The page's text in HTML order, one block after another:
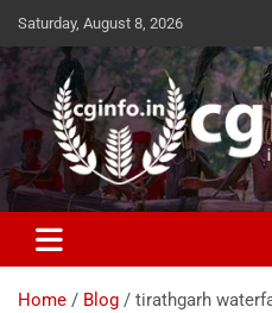
content
Saturday, August 8, 2026
cginfo.in
information of Chhattisgarh
Home Blog tirathgarh